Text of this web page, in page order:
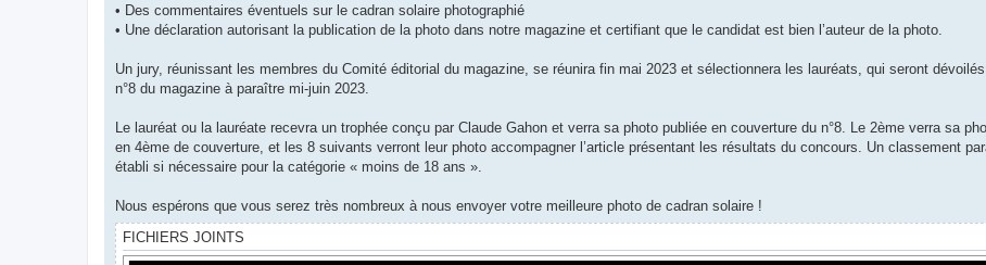
• Des commentaires éventuels sur le cadran solaire photographié
• Une déclaration autorisant la publication de la photo dans notre magazine et certifiant que le candidat est bien l’auteur de la photo.
Un jury, réunissant les membres du Comité éditorial du magazine, se réunira fin mai 2023 et sélectionnera les lauréats, qui seront
n°8 du magazine à paraître mi-juin 2023.
Le lauréat ou la lauréate recevra un trophée conçu par Claude Gahon et verra sa photo publiée en couverture du n°8. Le 2ème verra sa
en 4ème de couverture, et les 8 suivants verront leur photo accompagner l’article présentant les résultats du concours. Un classement
établi si nécessaire pour la catégorie « moins de 18 ans ».
Nous espérons que vous serez très nombreux à nous envoyer votre meilleure photo de cadran solaire !
FICHIERS JOINTS